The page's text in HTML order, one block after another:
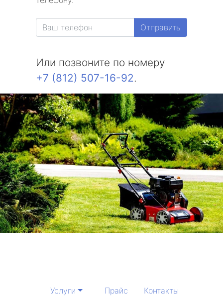
Отправить
Или позвоните по номеру
+7 (812) 507-16-92.
Услуги Прайс Контакты